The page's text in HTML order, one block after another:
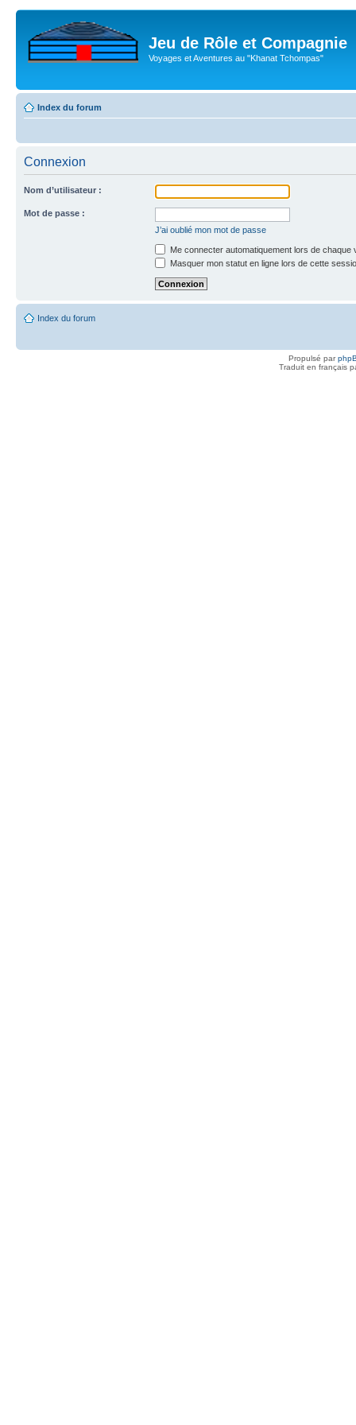
Jeu de Rôle et Compagnie
Voyages et Aventures au "Khanat Tchompas"
Index du forum
Connexion
Nom d’utilisateur :
Mot de passe :
J’ai oublié mon mot de passe
Me connecter automatiquement lors de chaque
Masquer mon statut en ligne lors de cette
Index du forum
Propulsé par
Traduit en français